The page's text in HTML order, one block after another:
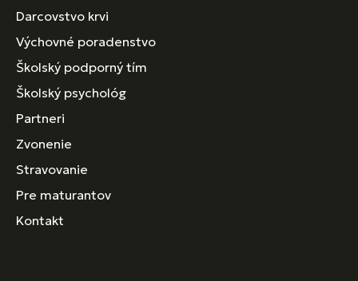
Darcovstvo krvi
Výchovné poradenstvo
Školský podporný tím
Školský psychológ
Partneri
Zvonenie
Stravovanie
Pre maturantov
Kontakt